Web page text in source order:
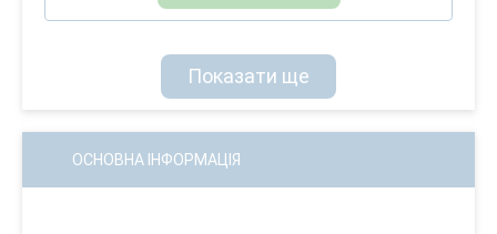
Показати ще
ОСНОВНА ІНФОРМАЦІЯ